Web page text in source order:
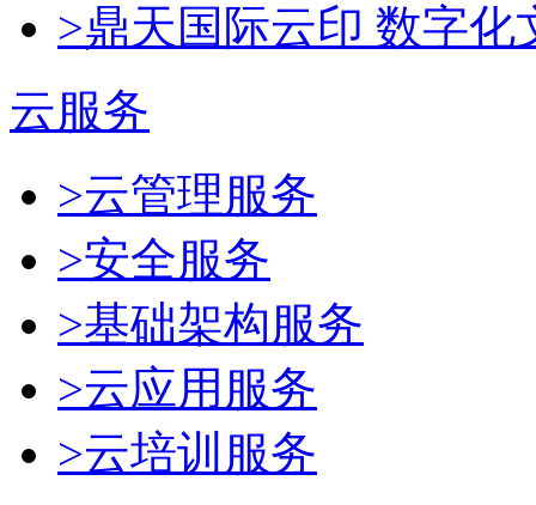
>鼎天国际云印 数字化
云服务
>云管理服务
>安全服务
>基础架构服务
>云应用服务
>云培训服务